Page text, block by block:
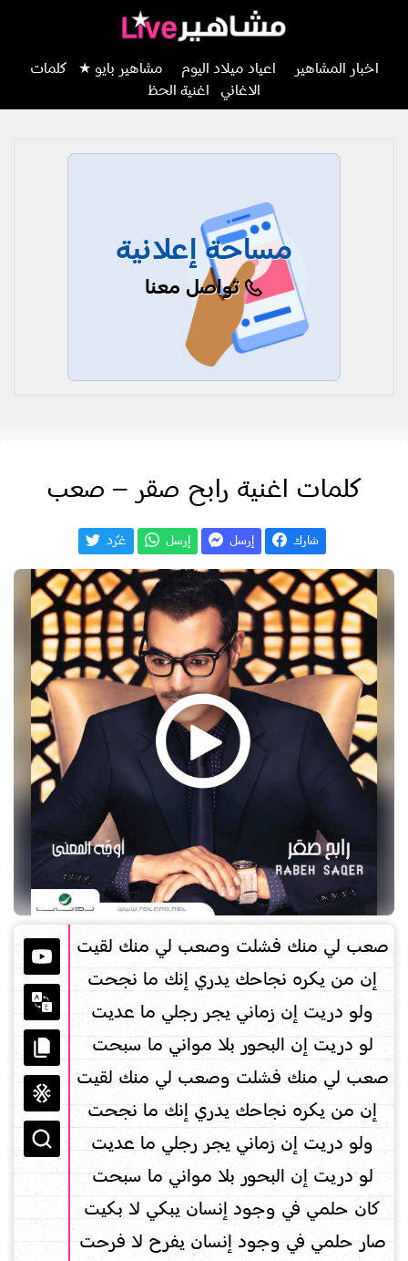
اخبار المشاهير اعياد ميلاد اليوم مشاهير بايو ★
كلمات
الاغاني
اغنية الحظ
مساحة إعلانية
تواصل معنا
كلمات اغنية رابح صقر – صعب
شارك إرسل إرسل غـّرد
صعب لي منك فشلت وصعب لي منك لقيت
إن من يكره نجاحك يدري إنك ما نجحت
ولو دريت إن زماني يجر رجلي ما عديت
لو دريت إن البحور بلا مواني ما سبحت
صعب لي منك فشلت وصعب لي منك لقيت
إن من يكره نجاحك يدري إنك ما نجحت
ولو دريت إن زماني يجر رجلي ما عديت
لو دريت إن البحور بلا مواني ما سبحت
كان حلمي في وجود إنسان يبكي لا بكيت
صار حلمي في وجود إنسان يفرح لا فرحت